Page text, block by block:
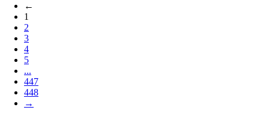
←
1
2
3
4
5
...
447
448
→